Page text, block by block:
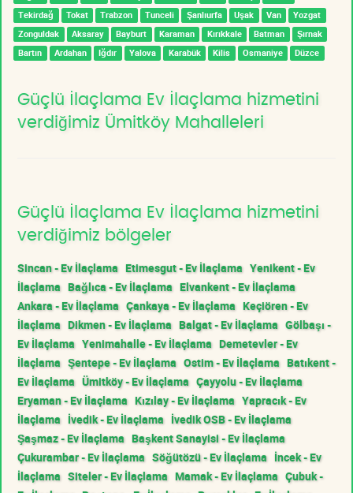
Tekirdağ
Tokat Trabzon Tunceli Şanlıurfa Uşak Van
Yozgat
Zonguldak
Aksaray Bayburt Karaman Kırıkkale Batman
Şırnak
Bartın
Ardahan Iğdır Yalova Karabük Kilis Osmaniye Düzce
Güçlü İlaçlama Ev İlaçlama hizmetini
verdiğimiz Ümitköy Mahalleleri
Güçlü İlaçlama Ev İlaçlama hizmetini
verdiğimiz bölgeler
Sincan - Ev İlaçlama Etimesgut - Ev İlaçlama Yenikent - Ev
İlaçlama Bağlıca - Ev İlaçlama Elvankent - Ev İlaçlama
Ankara - Ev İlaçlama Çankaya - Ev İlaçlama Keçiören - Ev
İlaçlama Dikmen - Ev İlaçlama Balgat - Ev İlaçlama Gölbaşı -
Ev İlaçlama Yenimahalle - Ev İlaçlama Demetevler - Ev
İlaçlama Şentepe - Ev İlaçlama Ostim - Ev İlaçlama Batıkent -
Ev İlaçlama Ümitköy - Ev İlaçlama Çayyolu - Ev İlaçlama
Eryaman - Ev İlaçlama Kızılay - Ev İlaçlama Yapracık - Ev
İlaçlama İvedik - Ev İlaçlama İvedik OSB - Ev İlaçlama
Şaşmaz - Ev İlaçlama Başkent Sanayisi - Ev İlaçlama
Çukurambar - Ev İlaçlama Söğütözü - Ev İlaçlama İncek - Ev
İlaçlama Siteler - Ev İlaçlama Mamak - Ev İlaçlama Çubuk -